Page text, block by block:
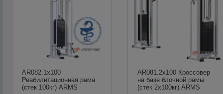
AR082.1х100
Реабилитационная рама
(стек 100кг) ARMS
AR081.2х100 Кроссовер
на базе блочной рамы
(стек 2х100кг) ARMS